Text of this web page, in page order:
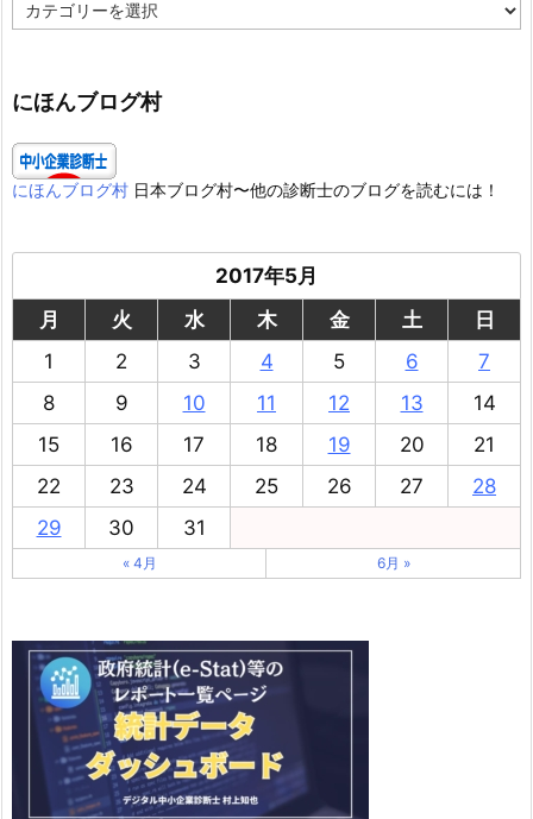
テ
ー
にほんブログ村
にほんブログ村 日本ブログ村〜他の診断士のブログを読むには！
2017年5月
月
火 水 木 金 土
日
1
2 3 4 5 6
7
8
9 10 11 12 13
14
15
16 17 18 19 20
21
22
23 24 25 26 27
28
29
30 31
« 4月 6月 »